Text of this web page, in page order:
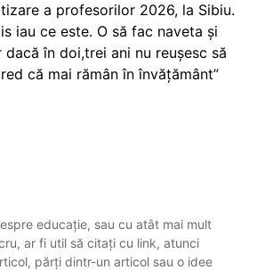
a profesorilor 2026, la Sibiu.
iau ce este. O să fac naveta și
dacă în doi,trei ani nu reușesc să
că mai rămân în învățământ”
educație, sau cu atât mai mult
ar fi util să citați cu link, atunci
părți dintr-un articol sau o idee